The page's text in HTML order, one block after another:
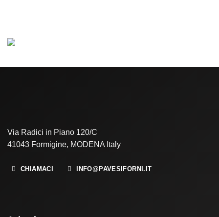
Via Radici in Piano 120/C
41043 Formigine, MODENA Italy
CHIAMACI INFO@PAVESIFORNI.IT